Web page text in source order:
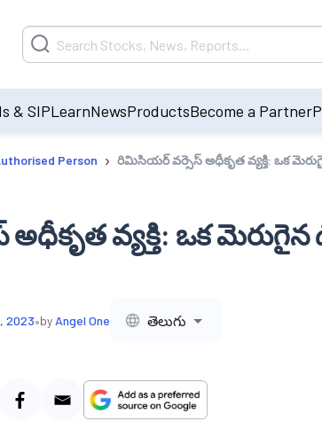
& SIPLearnNewsProductsBecome a Partner
Person › రిమిసియర్ వర్సెస్ అధీకృత వ్యక్తి: ఒక
వ్యక్తి: ఒక మెరుగైన
2023•by Angel One తెలుగు